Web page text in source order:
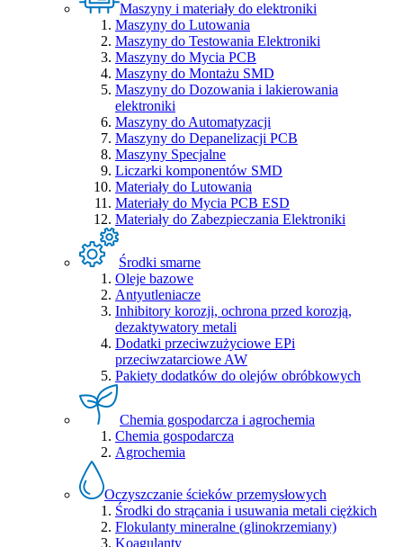
Maszyny i materiały do elektroniki
Maszyny do Lutowania
Maszyny do Testowania Elektroniki
Maszyny do Mycia PCB
Maszyny do Montażu SMD
Maszyny do Dozowania i lakierowania
elektroniki
Maszyny do Automatyzacji
Maszyny do Depanelizacji PCB
Maszyny Specjalne
Liczarki komponentów SMD
Materiały do Lutowania
Materiały do Mycia PCB ESD
Materiały do Zabezpieczania Elektroniki
Środki smarne
Oleje bazowe
Antyutleniacze
Inhibitory korozji, ochrona przed korozją,
dezaktywatory metali
Dodatki przeciwzużyciowe EPi
przeciwzatarciowe AW
Pakiety dodatków do olejów obróbkowych
Chemia gospodarcza i agrochemia
Chemia gospodarcza
Agrochemia
Oczyszczanie ścieków przemysłowych
Środki do strącania i usuwania metali ciężkich
Flokulanty mineralne (glinokrzemiany)
Koagulanty